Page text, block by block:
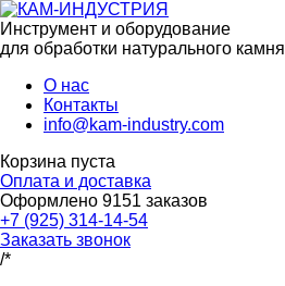
Инструмент и оборудование
для обработки натурального камня
О нас
Контакты
info@kam-industry.com
Корзина пуста
Оплата и доставка
Оформлено 9151 заказов
+7 (925) 314-14-54
Заказать звонок
/*